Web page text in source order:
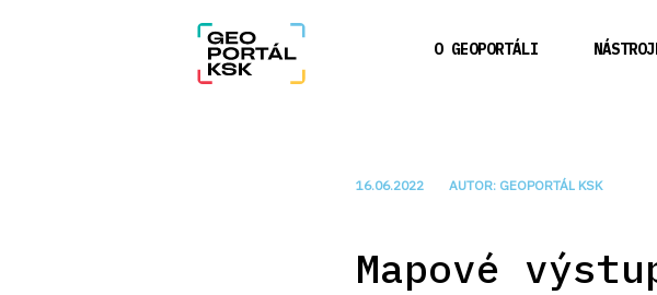
O GEOPORTÁLI
16.06.2022 AUTOR: GEOPORTÁL KSK
Mapové